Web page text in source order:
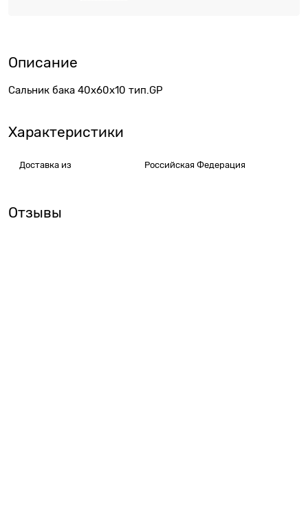
Описание
Сальник бака 40x60x10 тип.GP
Характеристики
Доставка из Российская Федерация
Отзывы